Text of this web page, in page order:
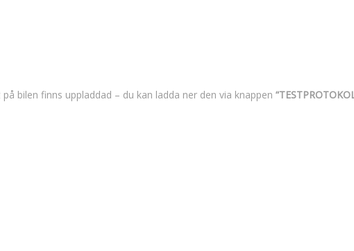
bilen finns uppladdad – du kan ladda ner den via knappen